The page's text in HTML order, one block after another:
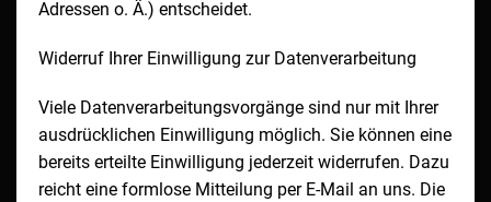
Adressen o. Ä.) entscheidet.
Widerruf Ihrer Einwilligung zur Datenverarbeitung
Viele Datenverarbeitungsvorgänge sind nur mit Ihrer
ausdrücklichen Einwilligung möglich. Sie können eine
bereits erteilte Einwilligung jederzeit widerrufen. Dazu
reicht eine formlose Mitteilung per E-Mail an uns. Die